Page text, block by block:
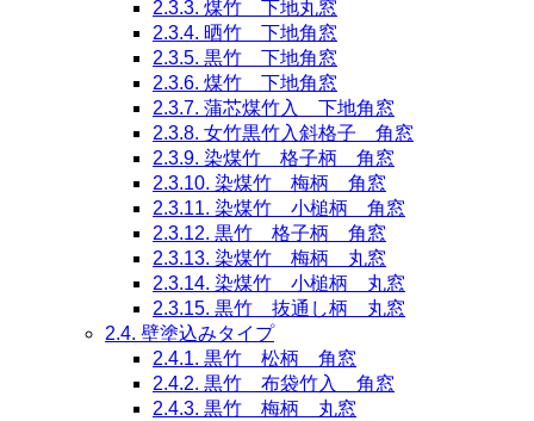
2.3.3. 煤竹 下地丸窓
2.3.4. 晒竹 下地角窓
2.3.5. 黒竹 下地角窓
2.3.6. 煤竹 下地角窓
2.3.7. 蒲芯煤竹入 下地角窓
2.3.8. 女竹黒竹入斜格子 角窓
2.3.9. 染煤竹 格子柄 角窓
2.3.10. 染煤竹 梅柄 角窓
2.3.11. 染煤竹 小槌柄 角窓
2.3.12. 黒竹 格子柄 角窓
2.3.13. 染煤竹 梅柄 丸窓
2.3.14. 染煤竹 小槌柄 丸窓
2.3.15. 黒竹 抜通し柄 丸窓
2.4. 壁塗込みタイプ
2.4.1. 黒竹 松柄 角窓
2.4.2. 黒竹 布袋竹入 角窓
2.4.3. 黒竹 梅柄 丸窓